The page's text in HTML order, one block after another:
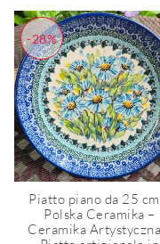
-28%
Piatto piano da 25
Polska Ceramika –
Ceramika